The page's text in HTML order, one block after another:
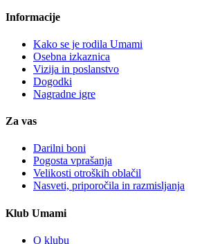
Informacije
Kako se je rodila Umami
Osebna izkaznica
Vizija in poslanstvo
Dogodki
Nagradne igre
Za vas
Darilni boni
Pogosta vprašanja
Velikosti otroških oblačil
Nasveti, priporočila in razmisljanja
Klub Umami
O klubu